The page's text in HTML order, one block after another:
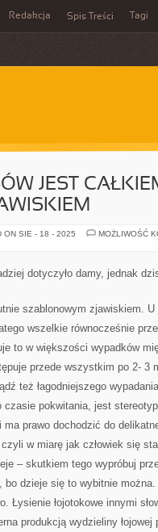
Redakcja Spis Treści Tagi
JEST
ON SIE - 18 - 2025
MOŻLIWOŚĆ
dotyczyło damy, jednak
szablonowym zjawiskiem. U
wszelkie równocześnie
to w większości wypadków
przede wszystkim po 2- 3
też łagodniejszego
czasie pokwitania, jest
prawo dochodzić do
w miarę jak człowiek się
– skutkiem tego wypróbuj
bo dzieje się to wybitnie
Łysienie łojotokowe innymi
produkcją wydzieliny łojowej